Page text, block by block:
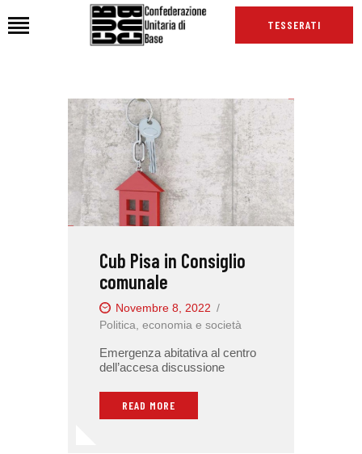
TESSERATI
HOME
CHI SIAMO
SEDI
NEWS
PODCAST CUB
INTERNAZIONALE
RASSEGNA STAMPA
Cub Pisa in Consiglio
comunale
Novembre 8, 2022
Politica, economia e società
Emergenza abitativa al centro
dell’accesa discussione
READ MORE